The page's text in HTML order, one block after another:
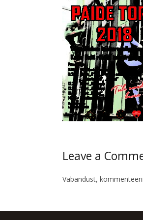
Leave a
Vabandust,